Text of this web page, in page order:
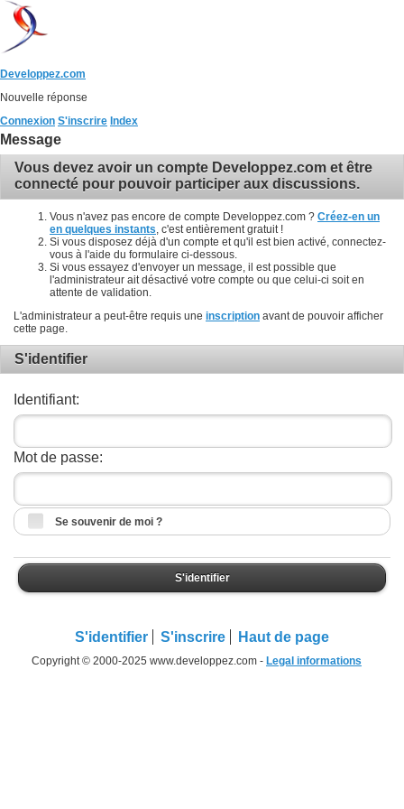
Developpez.com
Nouvelle réponse
Connexion S'inscrire Index
Message
Vous devez avoir un compte Developpez.com et être
connecté pour pouvoir participer aux discussions.
Vous n'avez pas encore de compte Developpez.com ? Créez-en un
en quelques instants , c'est entièrement gratuit !
Si vous disposez déjà d'un compte et qu'il est bien activé, connectez-
vous à l'aide du formulaire ci-dessous.
Si vous essayez d'envoyer un message, il est possible que
l'administrateur ait désactivé votre compte ou que celui-ci soit en
attente de validation.
L'administrateur a peut-être requis une inscription avant de pouvoir afficher
cette page.
S'identifier
Identifiant:
Mot de passe:
Se souvenir de moi ?
S'identifier
S'identifier S'inscrire Haut de page
Copyright © 2000-2025 www.developpez.com - Legal informations